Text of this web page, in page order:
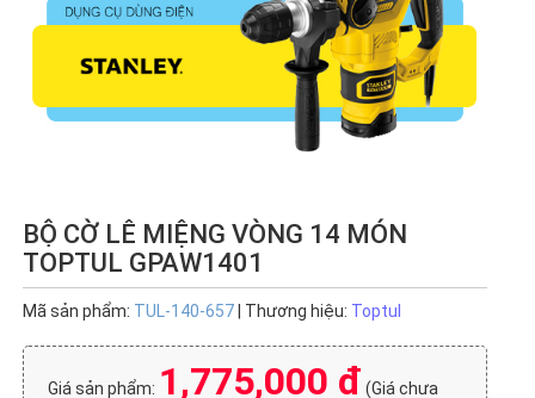
BỘ CỜ LÊ MIỆNG VÒNG 14 MÓN
TOPTUL GPAW1401
Mã sản phẩm: TUL-140-657| Thương hiệu: Toptul
Giá sản phẩm: 1,775,000 đ (Giá chưa